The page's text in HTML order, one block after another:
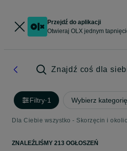
Przejdź do aplikacji
Otwieraj OLX jednym
Znajdź coś dla
Filtry·1 Wybierz kategorię
Dla Ciebie wszystko - Skorzęcin i
ZNALEŹLIŚMY 213 OGŁOSZEŃ